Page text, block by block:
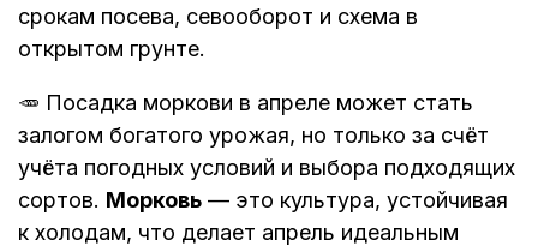
срокам посева, севооборот и схема в
открытом грунте.
🥕 Посадка моркови в апреле может стать
залогом богатого урожая, но только за счёт
учёта погодных условий и выбора подходящих
сортов. Морковь — это культура, устойчивая
к холодам, что делает апрель идеальным